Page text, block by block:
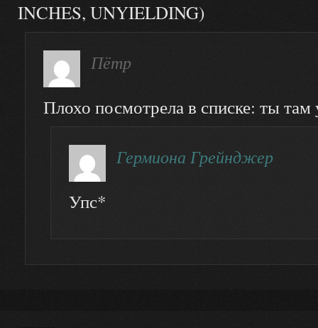
INCHES, UNYIELDING)
Пётр
Плохо посмотрела в списке: ты
Гермиона Грейнджер
Упс*